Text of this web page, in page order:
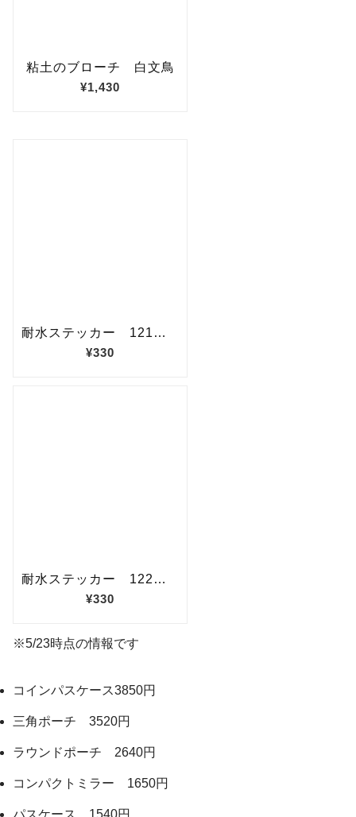
※5/23時点の情報です
コインパスケース3850円
三角ポーチ 3520円
ラウンドポーチ 2640円
コンパクトミラー 1650円
パスケース 1540円